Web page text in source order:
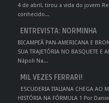
4 de abril, tirou a vida do jovem
conhecido...
ENTREVISTA: NORMINHA
BICAMPEÃ PAN-AMERICANA E
SUA TRAJETÓRIA NO BASQUETE
Nápoli Na...
MIL VEZES FERRARI!
ESCUDERIA ITALIANA CHEGA AO
HISTÓRIA NA FÓRMULA 1 Por